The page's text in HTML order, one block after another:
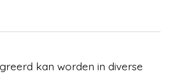
kan worden in diverse